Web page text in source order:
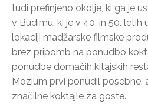
tudi prefinjeno okolje, ki ga je
v Budimu, ki je v 40. in 50. letih
lokaciji madžarske filmske
brez pripomb na ponudbo
ponudbe domačih kitajskih
Mozium prvi ponudil posebne,
značilne koktajle za goste.